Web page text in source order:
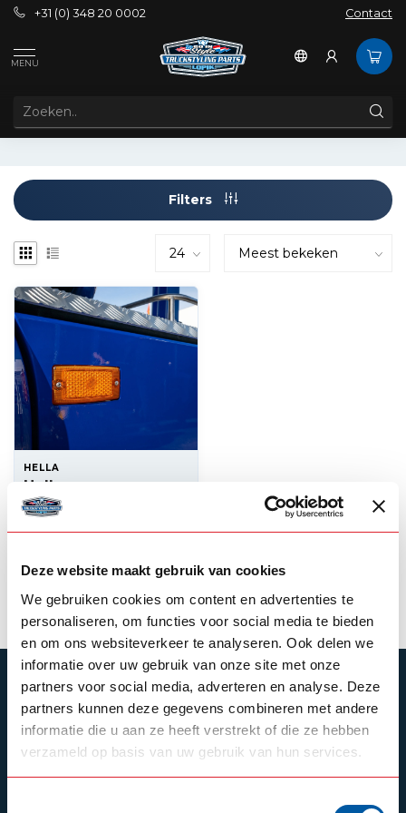
Deze website maakt gebruik van cookies
We gebruiken cookies om content en advertenties te
personaliseren, om functies voor social media te bieden
en om ons websiteverkeer te analyseren. Ook delen we
informatie over uw gebruik van onze site met onze
partners voor social media, adverteren en analyse. Deze
partners kunnen deze gegevens combineren met andere
informatie die u aan ze heeft verstrekt of die ze hebben
verzameld op basis van uw gebruik van hun services.
+31 (0) 348 20 0002 Contact
MENU
Filters
HELLA
Hella
Zijmarkeringslamp
ABONNEER JE OP ONZE NIEUWSBRIEF
Blijf op de hoogte over onze laatste acties